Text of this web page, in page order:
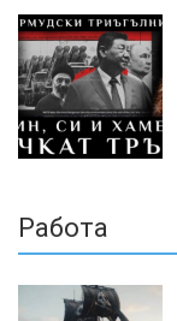
Работа